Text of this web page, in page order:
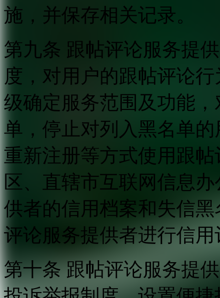
施，并保存相关记录。
第九条 跟帖评论服务提
度，对用户的跟帖评论
级确定服务范围及功能
单，停止对列入黑名单
重新注册等方式使用跟
区、直辖市互联网信息
供者的信用档案和失信
评论服务提供者进行信用
第十条 跟帖评论服务提